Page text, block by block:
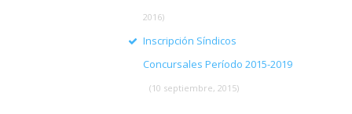
2016)
Inscripción Síndicos
Concursales Período 2015-2019
(10 septiembre, 2015)